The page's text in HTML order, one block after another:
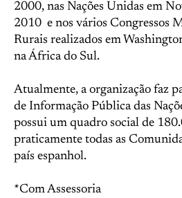
2000, nas Nações Unidas em
2010 e nos vários Congressos
Rurais realizados em
na África do Sul.
Atualmente, a organização faz
de Informação Pública das
possui um quadro social de
praticamente todas as
país espanhol.
*Com Assessoria